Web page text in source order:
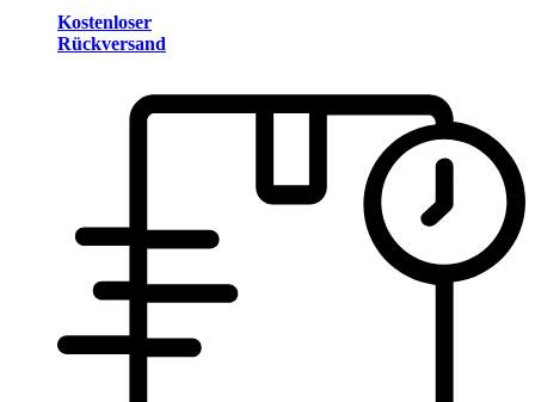
Kostenloser
Rückversand